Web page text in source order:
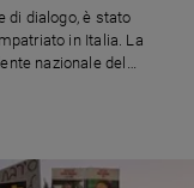
di dialogo, è stato
in Italia. La
nazionale del
all'aeroporto Ben Gurion